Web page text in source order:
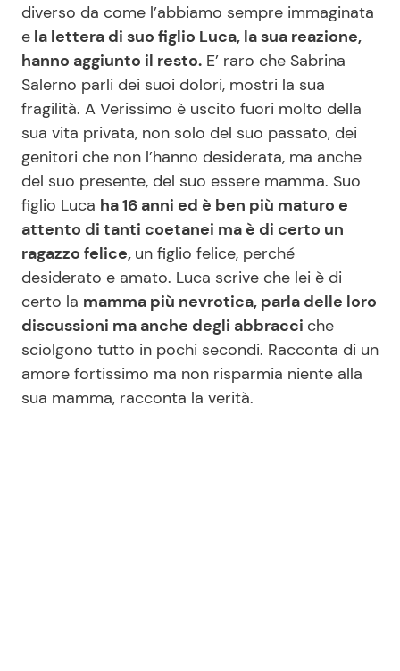
News benessere
Salute
Viaggi e Turismo
Festività
Primi Piatti
Ricette Facili e Veloci
Ricette Feste
Ricette per Bambini
Seguici
Info
Chi siamo
diverso da come l’abbiamo sempre immaginata
e la lettera di suo figlio Luca, la sua reazione,
hanno aggiunto il resto. E’ raro che Sabrina
Salerno parli dei suoi dolori, mostri la sua
fragilità. A Verissimo è uscito fuori molto della
sua vita privata, non solo del suo passato, dei
genitori che non l’hanno desiderata, ma anche
del suo presente, del suo essere mamma. Suo
figlio Luca ha 16 anni ed è ben più maturo e
attento di tanti coetanei ma è di certo un
ragazzo felice, un figlio felice, perché
desiderato e amato. Luca scrive che lei è di
certo la mamma più nevrotica, parla delle loro
discussioni ma anche degli abbracci che
sciolgono tutto in pochi secondi. Racconta di un
amore fortissimo ma non risparmia niente alla
sua mamma, racconta la verità.